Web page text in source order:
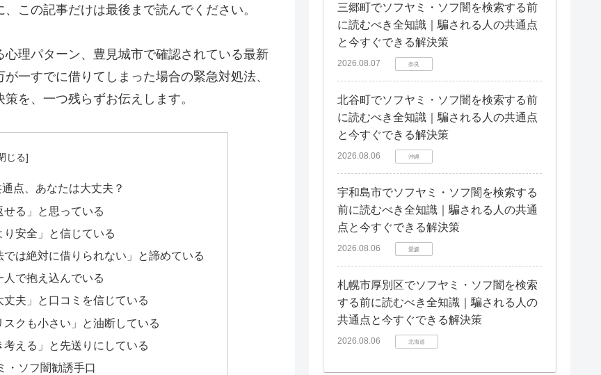
この記事だけは最後まで読んでください。
理パターン、豊見城市で確認されている最新
一すでに借りてしまった場合の緊急対処法、
を、一つ残らずお伝えします。
点、あなたは大丈夫？
る」と思っている
安全」と信じている
は絶対に借りられない」と諦めている
で抱え込んでいる
夫」と口コミを信じている
クも小さい」と油断している
える」と先送りにしている
・ソフ闇勧誘手口
三郷町でソフヤミ・ソフ闇を検索する前
に読むべき全知識｜騙される人の共通点
と今すぐできる解決策
2026.08.07 奈良
北谷町でソフヤミ・ソフ闇を検索する前
に読むべき全知識｜騙される人の共通点
と今すぐできる解決策
2026.08.06 沖縄
宇和島市でソフヤミ・ソフ闇を検索する
前に読むべき全知識｜騙される人の共通
点と今すぐできる解決策
2026.08.06 愛媛
札幌市厚別区でソフヤミ・ソフ闇を検索
する前に読むべき全知識｜騙される人の
共通点と今すぐできる解決策
2026.08.06 北海道